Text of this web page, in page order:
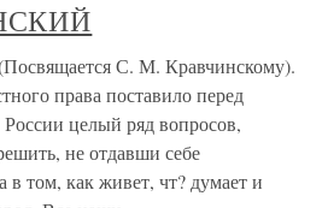
С. М. Кравчинскому).
права поставило перед
целый ряд вопросов,
не отдавши себе
в том, как живет, чт? думает и